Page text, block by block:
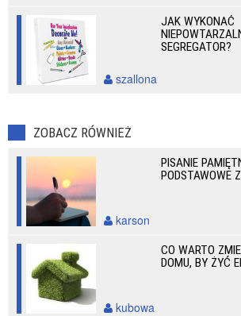
JAK WYKONAĆ
SEGREGATOR?
szallona
ZOBACZ RÓWNIEŻ
PISANIE
PODSTAWOWE
karson
CO WARTO
DOMU, BY ŻYĆ
kubowa